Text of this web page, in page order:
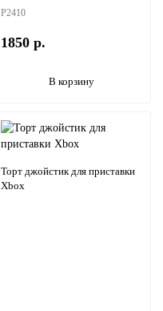
P2410
1850 р.
В корзину
Торт джойстик для приставки
Xbox